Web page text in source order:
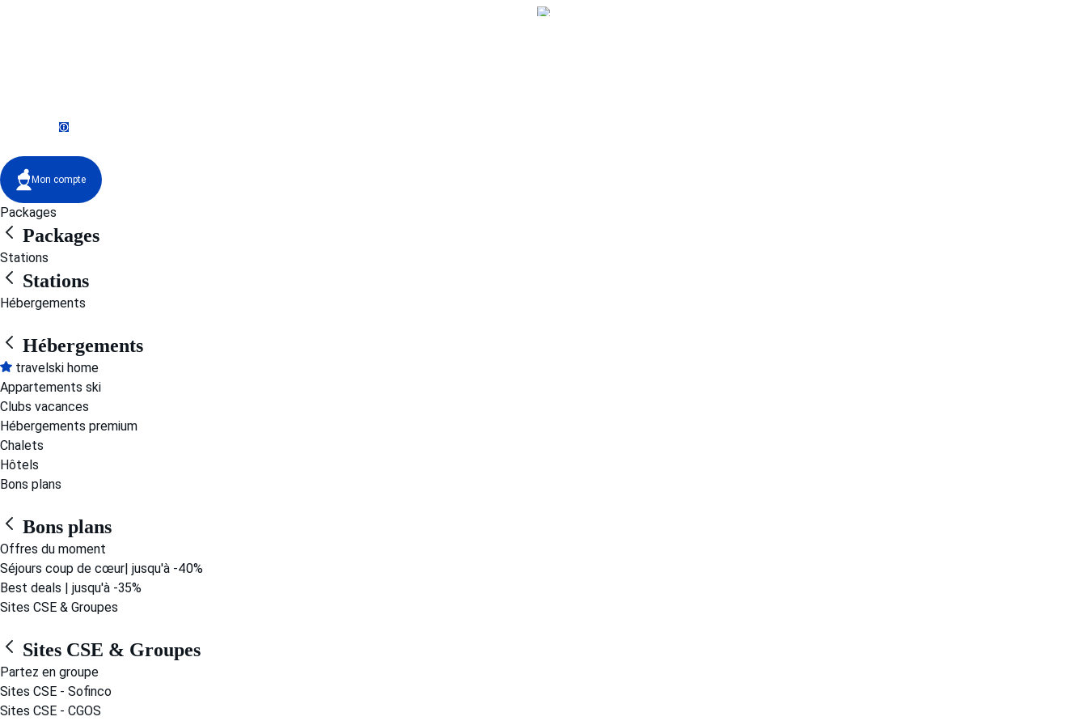
Mon compte
Packages
Packages
Stations
Stations
Hébergements
Hébergements
travelski home
Appartements ski
Clubs vacances
Hébergements premium
Chalets
Hôtels
Bons plans
Bons plans
Offres du moment
Séjours coup de cœur| jusqu'à -40%
Best deals | jusqu'à -35%
Sites CSE & Groupes
Sites CSE & Groupes
Partez en groupe
Sites CSE - Sofinco
Sites CSE - CGOS